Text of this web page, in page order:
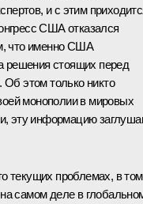
и с этим
США отказался
что именно США
решения стоящих перед
этом только никто
монополии в мировых
эту информацию
текущих проблемах, в том
самом деле в